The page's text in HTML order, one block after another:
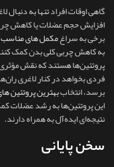
گاهی اوقات افراد تنها به
افزایش حجم عضلات یا کاهش
برخی به سراغمکمل های مناسب
به کاهش چربی کلی بدن کمک
پروتئین‌ها هستند که نقش
فردی بخواهد در کنار لاغری
برسد، انتخاببهترین پروتئین
این پروتئین‌ها به رشد عضلات
نتیجه‌ای ایده‌آل به همراه دارند.
سخن پایانی